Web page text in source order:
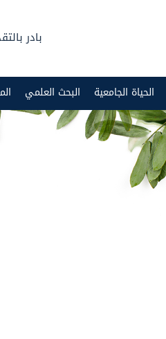
بادر
الحياة الجامعية البحث العلمي